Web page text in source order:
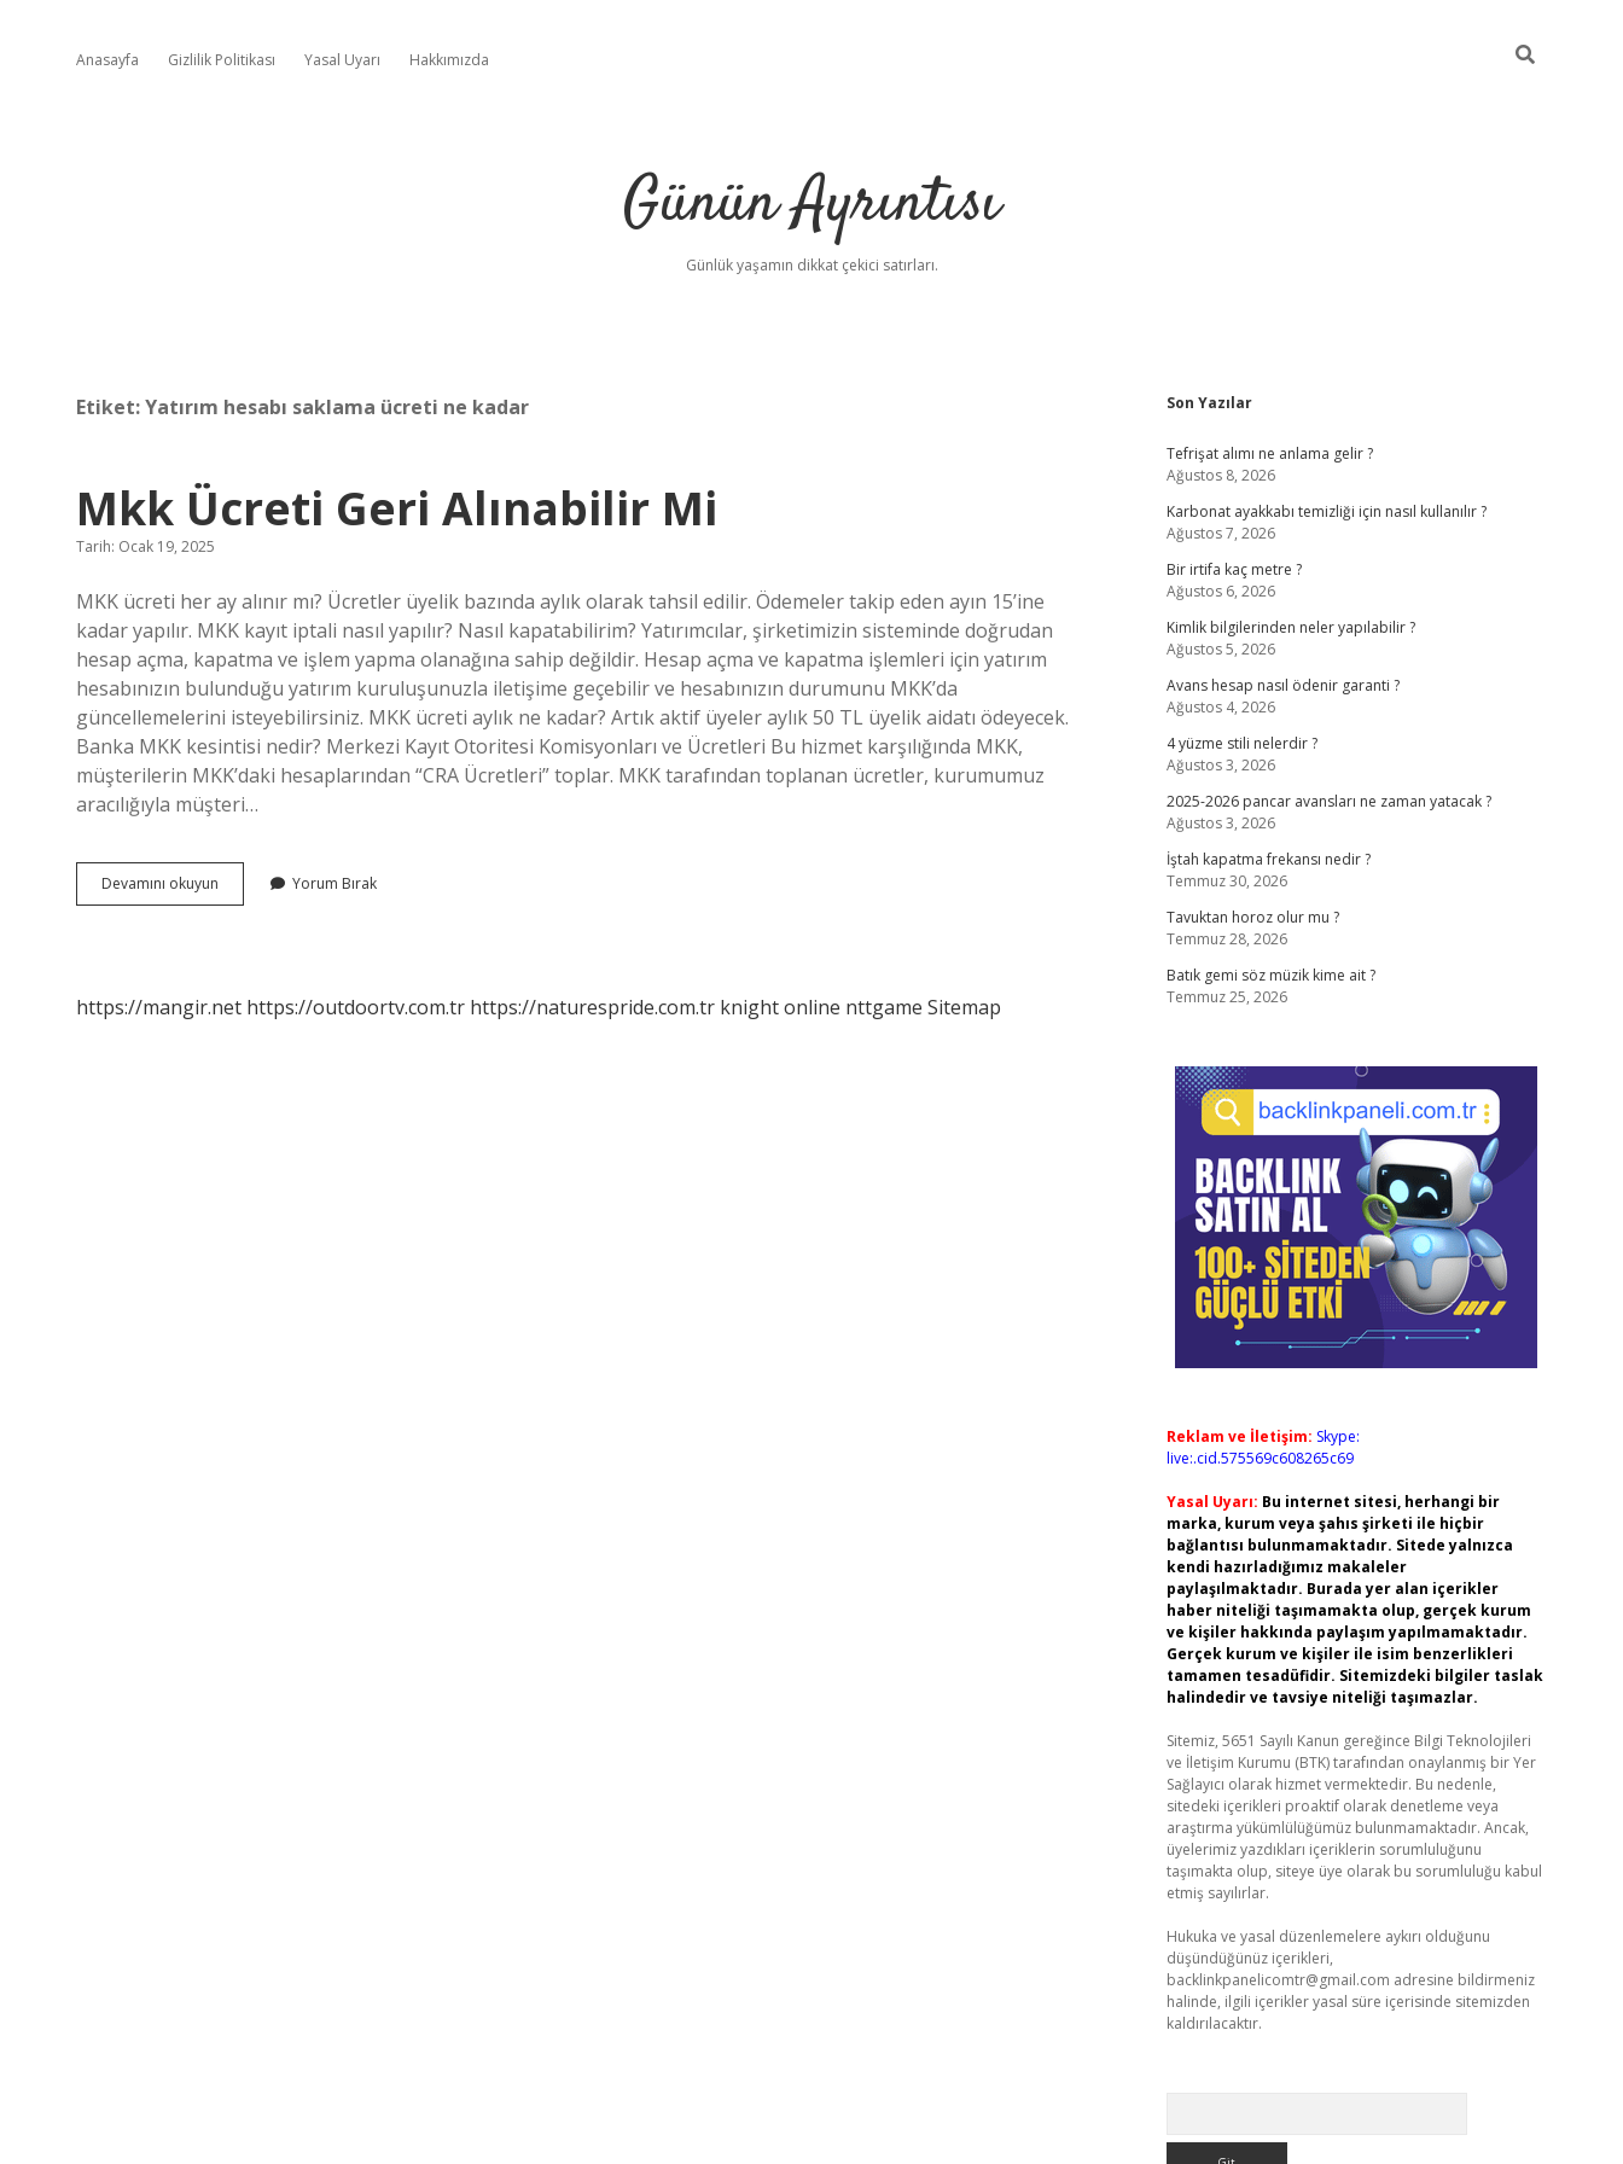
Anasayfa Gizlilik Politikası Yasal Uyarı Hakkımızda
Günün Ayrıntısı
Günlük yaşamın dikkat çekici satırları.
Etiket:Yatırım hesabı saklama ücreti ne kadar
Mkk Ücreti Geri Alınabilir Mi
Tarih: Ocak 19, 2025
MKK ücreti her ay alınır mı? Ücretler üyelik bazında aylık olarak tahsil edilir. Ödemeler takip eden ayın 15’ine
kadar yapılır. MKK kayıt iptali nasıl yapılır? Nasıl kapatabilirim? Yatırımcılar, şirketimizin sisteminde doğrudan
hesap açma, kapatma ve işlem yapma olanağına sahip değildir. Hesap açma ve kapatma işlemleri için yatırım
hesabınızın bulunduğu yatırım kuruluşunuzla iletişime geçebilir ve hesabınızın durumunu MKK’da
güncellemelerini isteyebilirsiniz. MKK ücreti aylık ne kadar? Artık aktif üyeler aylık 50 TL üyelik aidatı ödeyecek.
Banka MKK kesintisi nedir? Merkezi Kayıt Otoritesi Komisyonları ve Ücretleri Bu hizmet karşılığında MKK,
müşterilerin MKK’daki hesaplarından “CRA Ücretleri” toplar. MKK tarafından toplanan ücretler, kurumumuz
aracılığıyla müşteri…
Devamını okuyun
Ücreti
Yorum Bırak
https://mangir.net https://outdoortv.com.tr https://naturespride.com.tr knight online nttgame Sitemap
Sidebar
Son Yazılar
Tefrişat alımı ne anlama gelir ?
Ağustos 8, 2026
Karbonat ayakkabı temizliği için nasıl kullanılır ?
Ağustos 7, 2026
Bir irtifa kaç metre ?
Ağustos 6, 2026
Kimlik bilgilerinden neler yapılabilir ?
Ağustos 5, 2026
Avans hesap nasıl ödenir garanti ?
Ağustos 4, 2026
4 yüzme stili nelerdir ?
Ağustos 3, 2026
2025-2026 pancar avansları ne zaman yatacak ?
Ağustos 3, 2026
İştah kapatma frekansı nedir ?
Temmuz 30, 2026
Tavuktan horoz olur mu ?
Temmuz 28, 2026
Batık gemi söz müzik kime ait ?
Temmuz 25, 2026
Reklam ve İletişim: Skype:
live:.cid.575569c608265c69
Yasal Uyarı: Bu internet sitesi, herhangi bir
marka, kurum veya şahıs şirketi ile hiçbir
bağlantısı bulunmamaktadır. Sitede yalnızca
kendi hazırladığımız makaleler
paylaşılmaktadır. Burada yer alan içerikler
haber niteliği taşımamakta olup, gerçek kurum
ve kişiler hakkında paylaşım yapılmamaktadır.
Gerçek kurum ve kişiler ile isim benzerlikleri
tamamen tesadüfidir. Sitemizdeki bilgiler taslak
halindedir ve tavsiye niteliği taşımazlar.
Sitemiz, 5651 Sayılı Kanun gereğince Bilgi Teknolojileri
ve İletişim Kurumu (BTK) tarafından onaylanmış bir Yer
Sağlayıcı olarak hizmet vermektedir. Bu nedenle,
sitedeki içerikleri proaktif olarak denetleme veya
araştırma yükümlülüğümüz bulunmamaktadır. Ancak,
üyelerimiz yazdıkları içeriklerin sorumluluğunu
taşımakta olup, siteye üye olarak bu sorumluluğu kabul
etmiş sayılırlar.
Hukuka ve yasal düzenlemelere aykırı olduğunu
düşündüğünüz içerikleri,
backlinkpanelicomtr@gmail.com adresine bildirmeniz
halinde, ilgili içerikler yasal süre içerisinde sitemizden
kaldırılacaktır.